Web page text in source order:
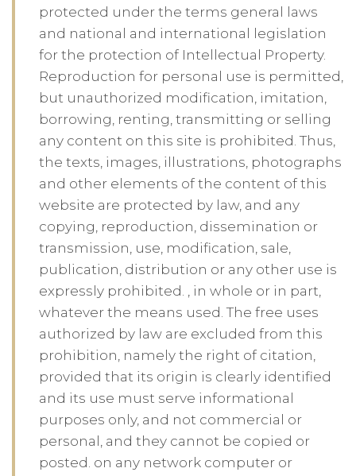
protected under the terms general laws
and national and international legislation
for the protection of Intellectual Property.
Reproduction for personal use is permitted,
but unauthorized modification, imitation,
borrowing, renting, transmitting or selling
any content on this site is prohibited. Thus,
the texts, images, illustrations, photographs
and other elements of the content of this
website are protected by law, and any
copying, reproduction, dissemination or
transmission, use, modification, sale,
publication, distribution or any other use is
expressly prohibited. , in whole or in part,
whatever the means used. The free uses
authorized by law are excluded from this
prohibition, namely the right of citation,
provided that its origin is clearly identified
and its use must serve informational
purposes only, and not commercial or
personal, and they cannot be copied or
posted. on any network computer or